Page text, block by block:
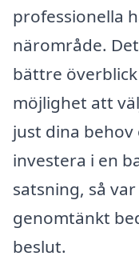
professionella
närområde.
bättre
möjlighet att
just dina
investera i en
satsning, så
genomtänkt
beslut.